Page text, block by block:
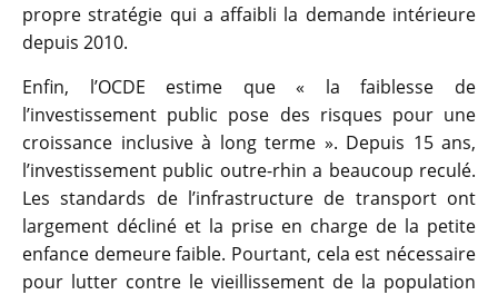
propre stratégie qui a affaibli la demande intérieure
depuis 2010.
Enfin, l’OCDE estime que « la faiblesse de
l’investissement public pose des risques pour une
croissance inclusive à long terme ». Depuis 15 ans,
l’investissement public outre-rhin a beaucoup reculé.
Les standards de l’infrastructure de transport ont
largement décliné et la prise en charge de la petite
enfance demeure faible. Pourtant, cela est nécessaire
pour lutter contre le vieillissement de la population